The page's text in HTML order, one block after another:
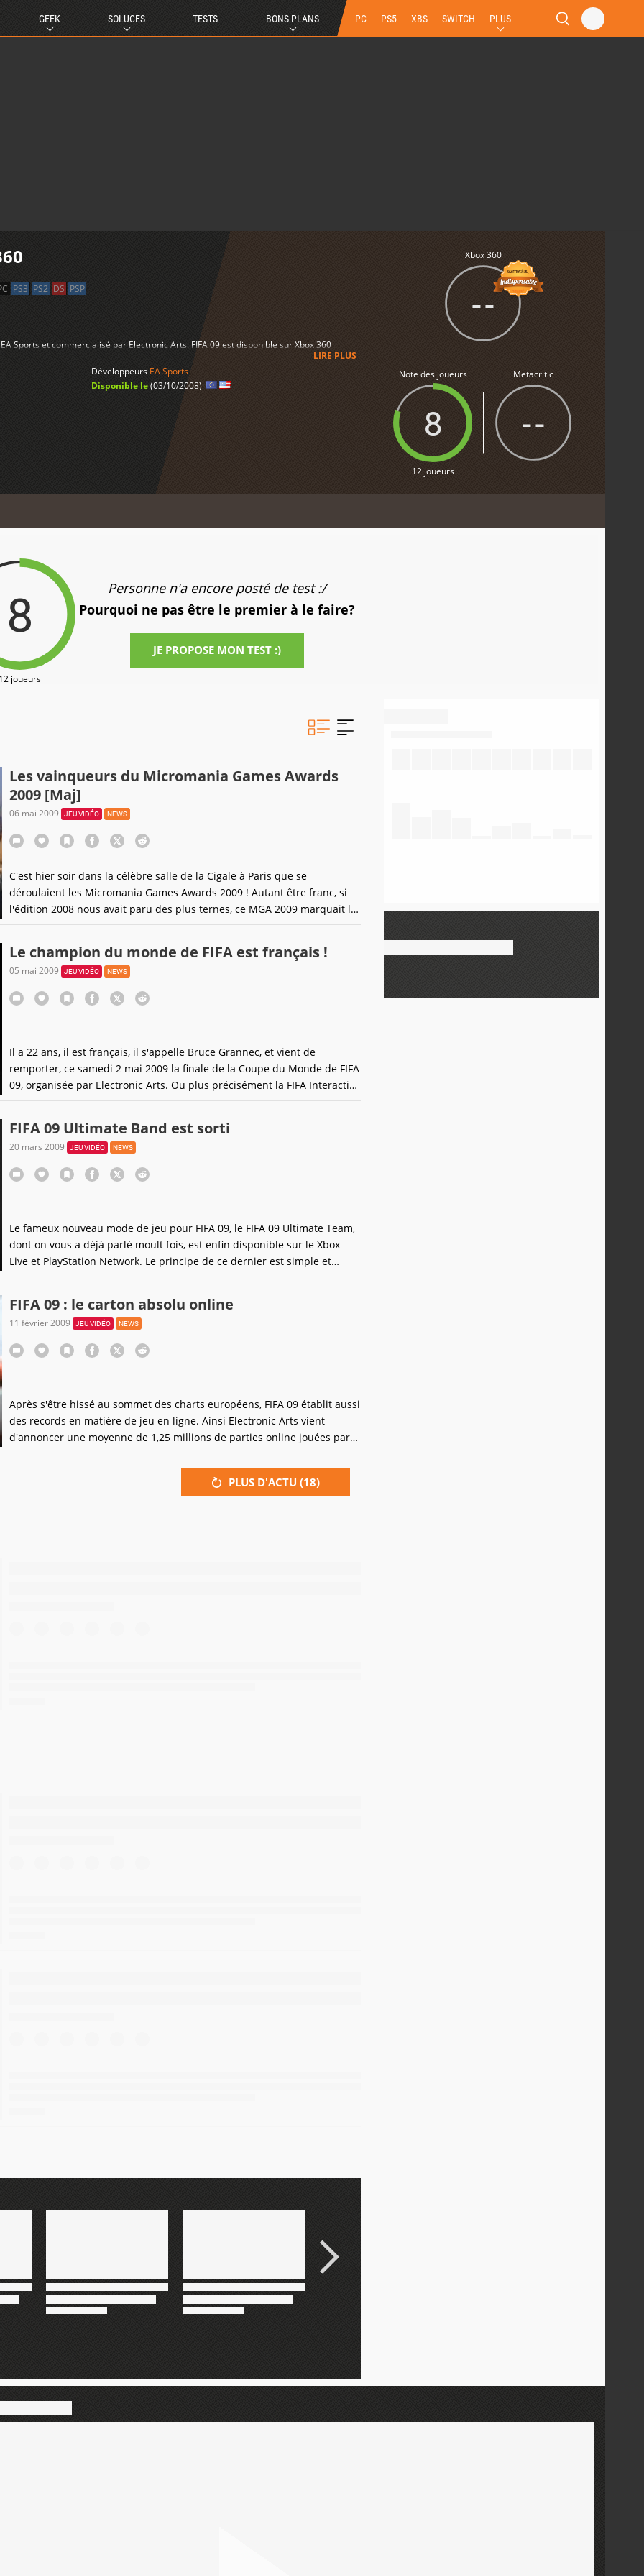
GEEK SOLUCES TESTS BONS PLANS PC PS5 XBS SWITCH PLUS
PS3 PS2 DS PSP
Sports et commercialisé par Electronic Arts. FIFA 09 est disponible sur Xbox 360
LIRE PLUS
Développeurs EA Sports
Disponible le(03/10/2008)
Xbox 360
--
Note des joueurs
8
12 joueurs
Metacritic
--
8
joueurs
Personne n'a encore posté de test :/
Pourquoi ne pas être le premier à le faire?
JE PROPOSE MON TEST :)
Les vainqueurs du Micromania Games Awards
2009 [Maj]
06 mai 2009 JEU VIDÉO NEWS
C'est hier soir dans la célèbre salle de la Cigale à Paris que se
déroulaient les Micromania Games Awards 2009 ! Autant être franc, si
l'édition 2008 nous avait paru des plus ternes, ce MGA 2009 marquait le
retour d'une belle cérémonie du jeu vidéo animée par Bertrand Amar
Le champion du monde de FIFA est français !
05 mai 2009 JEU VIDÉO NEWS
Il a 22 ans, il est français, il s'appelle Bruce Grannec, et vient de
remporter, ce samedi 2 mai 2009 la finale de la Coupe du Monde de FIFA
09, organisée par Electronic Arts. Ou plus précisément la FIFA Interactive
World Cup 2009, qui s'est déroulée le week-end dernier à
FIFA 09 Ultimate Band est sorti
20 mars 2009 JEU VIDÉO NEWS
Le fameux nouveau mode de jeu pour FIFA 09, le FIFA 09 Ultimate Team,
dont on vous a déjà parlé moult fois, est enfin disponible sur le Xbox
Live et PlayStation Network. Le principe de ce dernier est simple et
devrait convaincre les fans de foot. Il s'agit d'une système de cartes de
FIFA 09 : le carton absolu online
11 février 2009 JEU VIDÉO NEWS
Après s'être hissé au sommet des charts européens, FIFA 09 établit aussi
des records en matière de jeu en ligne. Ainsi Electronic Arts vient
d'annoncer une moyenne de 1,25 millions de parties online jouées par
jour depuis le lancement du titre. Comparé aux précédents titres de la
série, l'augmentation des parties seraient
PLUS D'ACTU (18)